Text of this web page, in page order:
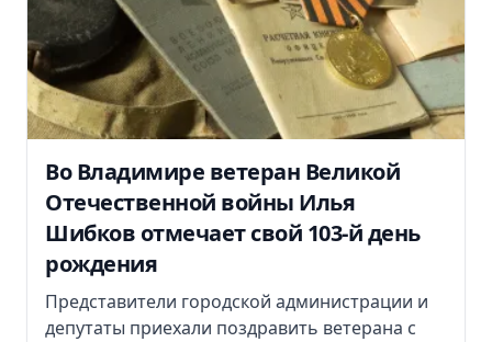
Во Владимире ветеран Великой
Отечественной войны Илья
Шибков отмечает свой 103-й день
рождения
Представители городской администрации и
депутаты приехали поздравить ветерана с